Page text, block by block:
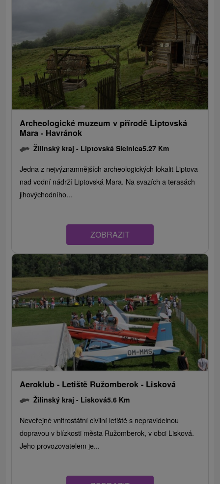
Archeologické muzeum v přírodě Liptovská
Mara - Havránok
Žilinský kraj - Liptovská Sielnica5.27 Km
Jedna z nejvýznamnějších archeologických lokalit Liptova
nad vodní nádrží Liptovská Mara. Na svazích a terasách
jihovýchodního...
ZOBRAZIT
Aeroklub - Letiště Ružomberok - Lisková
Žilinský kraj - Lisková5.6 Km
Neveřejné vnitrostátní civilní letiště s nepravidelnou
dopravou v blízkosti města Ružomberok, v obci Lisková.
Jeho provozovatelem je...